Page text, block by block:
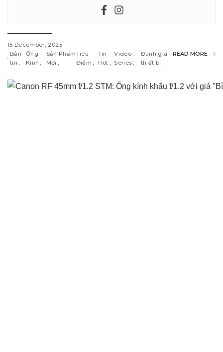
15 December, 2025
Bản
tin
Ống
Kính
Sản Phẩm
Mới
Tiêu
Điểm
Tin
Hot
Video
Series
Đánh giá
thiết bị
READ MORE